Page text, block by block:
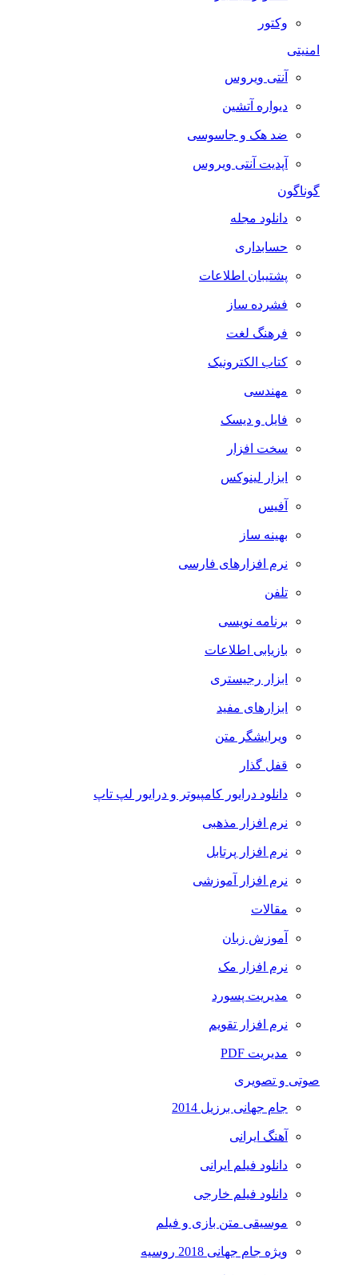
وکتور
امنیتی
آنتی ویروس
دیواره آتشین
ضد هک و جاسوسی
آپدیت آنتی ویروس
گوناگون
دانلود مجله
حسابداری
پشتیبان اطلاعات
فشرده ساز
فرهنگ لغت
کتاب الکترونیک
مهندسی
فایل و دیسک
سخت افزار
ابزار لینوکس
آفیس
بهینه ساز
نرم افزارهای فارسی
تلفن
برنامه نویسی
بازیابی اطلاعات
ابزار رجیستری
ابزارهای مفید
ویرایشگر متن
قفل گذار
دانلود درایور کامپیوتر و درایور لپ تاپ
نرم افزار مذهبی
نرم افزار پرتابل
نرم افزار آموزشی
مقالات
آموزش زبان
نرم افزار مک
مدیریت پسورد
نرم افزار تقویم
مدیریت PDF
صوتی و تصویری
جام جهانی برزیل 2014
آهنگ ایرانی
دانلود فیلم ایرانی
دانلود فیلم خارجی
موسیقی متن بازی و فیلم
ویژه جام جهانی 2018 روسیه